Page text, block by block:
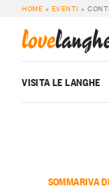
HOME » EVENTI »
love
VISITA LE LANGHE
SOMMARIVA